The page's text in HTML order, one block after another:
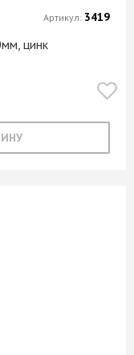
цинк
Артикул: 3419